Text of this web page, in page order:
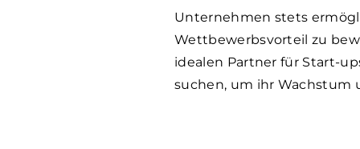
Unternehmen stets
Wettbewerbsvorteil zu
idealen Partner für Start-
suchen, um ihr Wachstum